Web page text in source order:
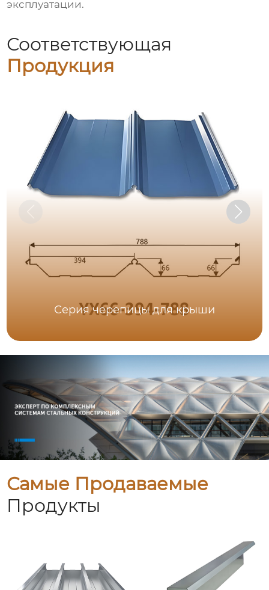
эксплуатации.
Соответствующая
Продукция
Серия черепицы для крыши
Самые Продаваемые
Продукты